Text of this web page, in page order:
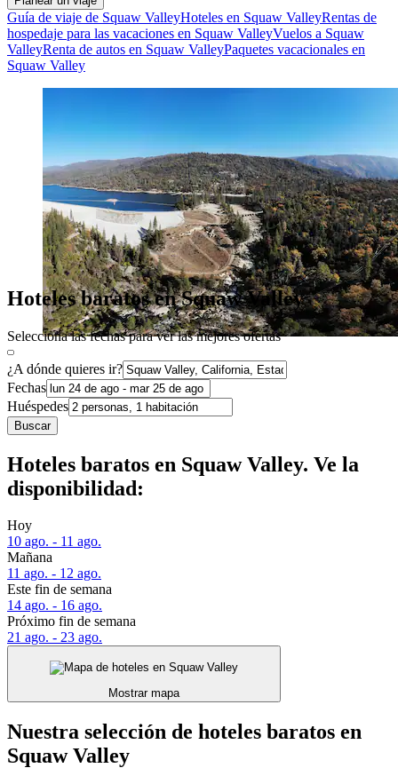
Guía de viaje de Squaw ValleyHoteles en Squaw ValleyRentas de
hospedaje para las vacaciones en Squaw ValleyVuelos a Squaw
ValleyRenta de autos en Squaw ValleyPaquetes vacacionales en
Squaw Valley
Hoteles baratos en Squaw Valley
Selecciona las fechas para ver las mejores ofertas
¿A dónde quieres ir?
Fechas
Huéspedes
Buscar
Hoteles baratos en Squaw Valley. Ve la
disponibilidad:
Hoy
10 ago. - 11 ago.
Mañana
11 ago. - 12 ago.
Este fin de semana
14 ago. - 16 ago.
Próximo fin de semana
21 ago. - 23 ago.
Mostrar mapa
Nuestra selección de hoteles baratos en
Squaw Valley